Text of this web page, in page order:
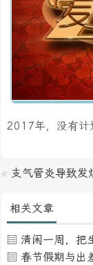
2017年，没有计
« 支气管炎导致发
相关文章
清闲一周，把
春节假期与出